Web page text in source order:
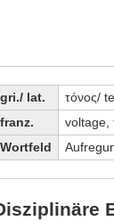
gri./ lat. τόνος/
franz.
voltage,
Wortfeld